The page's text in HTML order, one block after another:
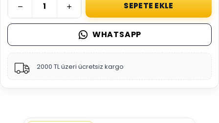
SEPETE EKLE
WHATSAPP
2000 TL üzeri ücretsiz kargo